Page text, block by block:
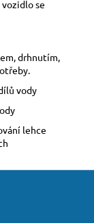
se
drhnutím,
vody
lehce